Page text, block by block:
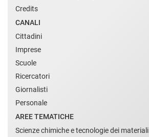
Credits
CANALI
Cittadini
Imprese
Scuole
Ricercatori
Giornalisti
Personale
AREE TEMATICHE
Scienze chimiche e tecnologie dei materiali